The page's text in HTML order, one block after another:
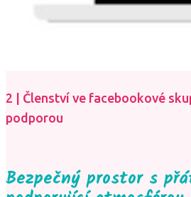
2 | Členství ve facebookové
podporou
Bezpečný prostor s